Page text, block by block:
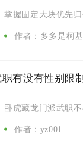
掌握固定大块优先
作者：多多是柯基
有没有性别限制
卧虎藏龙门派武职
作者：yz001